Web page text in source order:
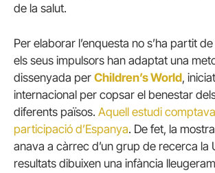
de la salut.
Per elaborar l’enquesta no s’ha partit
els seus impulsors han adaptat una
dissenyada per Children’s World,
internacional per copsar el benestar
diferents països. Aquell estudi
participació d’Espanya. De fet, la
anava a càrrec d’un grup de recerca la
resultats dibuixen una infància